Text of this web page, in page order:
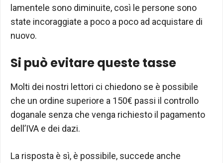
lamentele sono diminuite, così le persone sono
state incoraggiate a poco a poco ad acquistare di
nuovo.
Si può evitare queste tasse
Molti dei nostri lettori ci chiedono se è possibile
che un ordine superiore a 150€ passi il controllo
doganale senza che venga richiesto il pagamento
dell’IVA e dei dazi.
La risposta è sì, è possibile, succede anche